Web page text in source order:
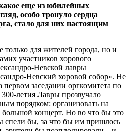
еще из юбилейных
особо тронуло сердца
стало для них настоящим
для жителей города, но и
участников хорового
Невской лавры
Невский хоровой собор». Не
заседании оргкомитета по
летия Лавры прозвучало
порядком: организовать на
концерт. Но во что бы это
спели бы, за что бы им пришлось